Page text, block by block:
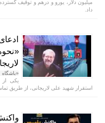
میلیون دلار، یورو و درهم و توقیف
داد.
«باشگاه
یکی
استقرار شهید علی لاریجانی، از طریق